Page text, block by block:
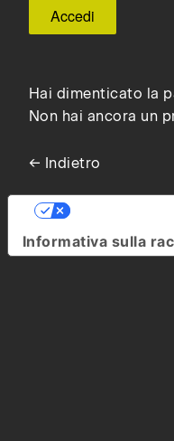
Hai dimenticato la
Non hai ancora un
← Indietro
Informativa sulla
Le tue